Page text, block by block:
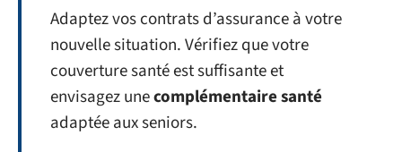
Adaptez vos contrats d’assurance à votre
nouvelle situation. Vérifiez que votre
couverture santé est suffisante et
envisagez unecomplémentaire santé
adaptée aux seniors.